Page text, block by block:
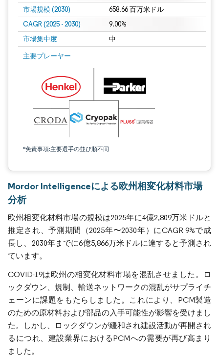
市場規模 (2030) 658.66 百万米ドル
CAGR (2025 - 2030) 9.00%
市場集中度 中
主要プレーヤー
*免責事項:主要選手の並び順不同
Mordor Intelligenceによる欧州相変化材料市場
分析
欧州相変化材料市場の規模は2025年に4億2,809万米ドルと
推定され、予測期間（2025年〜2030年）にCAGR 9%で成
長し、2030年までに6億5,866万米ドルに達すると予測され
ています。
COVID-19は欧州の相変化材料市場を混乱させました。ロ
ックダウン、規制、輸送ネットワークの混乱がサプライチ
ェーンに課題をもたらしました。これにより、PCM製造
のための原材料および部品の入手可能性が影響を受けまし
た。しかし、ロックダウンが緩和され建設活動が再開され
るにつれ、建設業界におけるPCMへの需要が再び高まり
ました。